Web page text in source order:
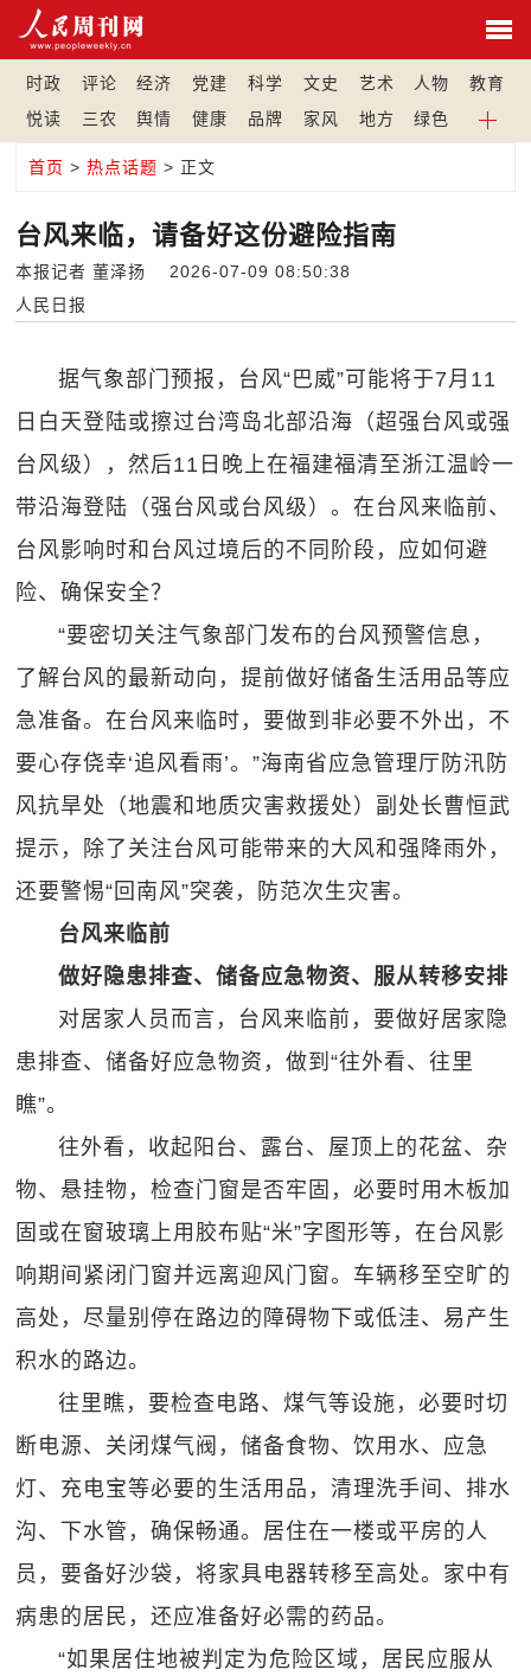
时政 评论 经济 党建 科学 文史 艺术 人物
教育
悦读
三农 舆情 健康 品牌 家风 地方 绿色
首页 >热点话题 > 正文
台风来临，请备好这份避险指南
本报记者 董泽扬 2026-07-09 08:50:38
人民日报
据气象部门预报，台风“巴威”可能将于7月11
日白天登陆或擦过台湾岛北部沿海（超强台风或强
台风级），然后11日晚上在福建福清至浙江温岭一
带沿海登陆（强台风或台风级）。在台风来临前、
台风影响时和台风过境后的不同阶段，应如何避
险、确保安全？
“要密切关注气象部门发布的台风预警信息，
了解台风的最新动向，提前做好储备生活用品等应
急准备。在台风来临时，要做到非必要不外出，不
要心存侥幸‘追风看雨’。”海南省应急管理厅防汛防
风抗旱处（地震和地质灾害救援处）副处长曹恒武
提示，除了关注台风可能带来的大风和强降雨外，
还要警惕“回南风”突袭，防范次生灾害。
台风来临前
做好隐患排查、储备应急物资、服从转移安排
对居家人员而言，台风来临前，要做好居家隐
患排查、储备好应急物资，做到“往外看、往里
瞧”。
往外看，收起阳台、露台、屋顶上的花盆、杂
物、悬挂物，检查门窗是否牢固，必要时用木板加
固或在窗玻璃上用胶布贴“米”字图形等，在台风影
响期间紧闭门窗并远离迎风门窗。车辆移至空旷的
高处，尽量别停在路边的障碍物下或低洼、易产生
积水的路边。
往里瞧，要检查电路、煤气等设施，必要时切
断电源、关闭煤气阀，储备食物、饮用水、应急
灯、充电宝等必要的生活用品，清理洗手间、排水
沟、下水管，确保畅通。居住在一楼或平房的人
员，要备好沙袋，将家具电器转移至高处。家中有
病患的居民，还应准备好必需的药品。
“如果居住地被判定为危险区域，居民应服从